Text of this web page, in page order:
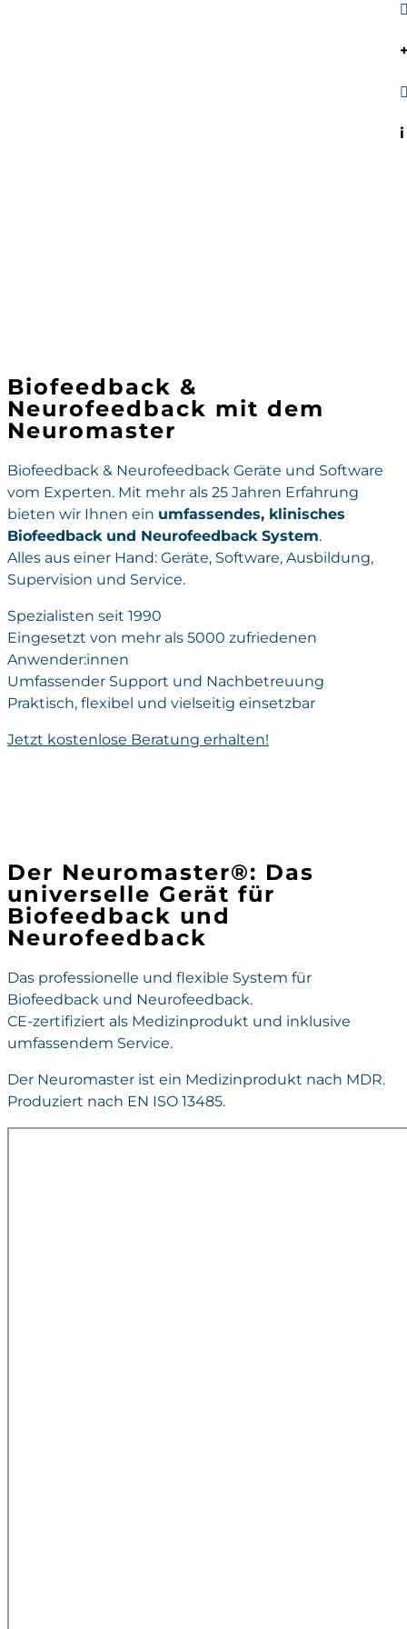
Biofeedback &
Neurofeedback mit dem
Neuromaster
Biofeedback & Neurofeedback Geräte und Software
vom Experten. Mit mehr als 25 Jahren Erfahrung
bieten wir Ihnen ein umfassendes, klinisches
Biofeedback und Neurofeedback System.
Alles aus einer Hand: Geräte, Software, Ausbildung,
Supervision und Service.
Spezialisten seit 1990
Eingesetzt von mehr als 5000 zufriedenen
Anwender:innen
Umfassender Support und Nachbetreuung
Praktisch, flexibel und vielseitig einsetzbar
Jetzt kostenlose Beratung erhalten!
Der Neuromaster®: Das
universelle Gerät für
Biofeedback und
Neurofeedback
Das professionelle und flexible System für
Biofeedback und Neurofeedback.
CE-zertifiziert als Medizinprodukt und inklusive
umfassendem Service.
Der Neuromaster ist ein Medizinprodukt nach MDR.
Produziert nach EN ISO 13485.